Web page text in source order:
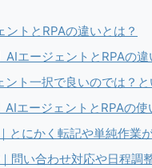
ントとRPAの違いとは？
AIエージェントとRPAの違
ント一択で良いのでは？と
AIエージェントとRPAの
にかく転記や単純作業
い合わせ対応や日程調